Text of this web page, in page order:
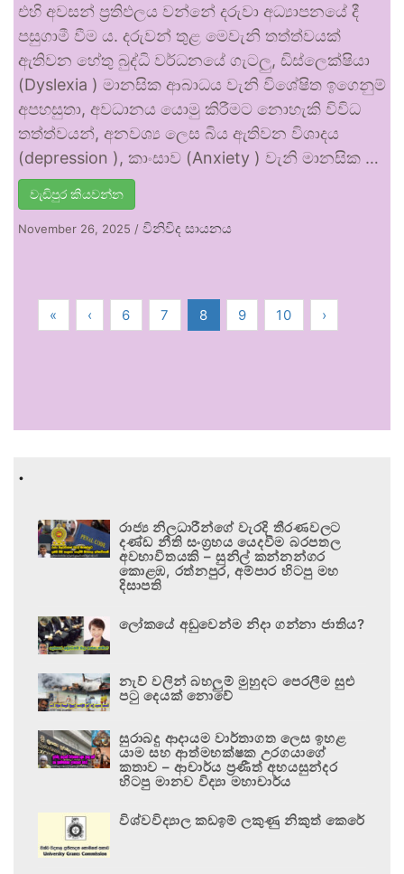
එහි අවසන් ප්‍රතිඵලය වන්නේ දරුවා අධ්‍යාපනයේ දී
පසුගාමී වීම ය. දරුවන් තුළ මෙවැනි තත්ත්වයක්
ඇතිවන හේතු බුද්ධි වර්ධනයේ ගැටලු, ඩිස්ලෙක්ෂියා
(Dyslexia ) මානසික ආබාධය වැනි විශේෂිත ඉගෙනුම්
අපහසුතා, අවධානය යොමු කිරීමට නොහැකි විවිධ
තත්ත්වයන්, අනවශ්‍ය ලෙස බිය ඇතිවන විශාදය
(depression ), කාංසාව (Anxiety ) වැනි මානසික …
වැඩිපුර කියවන්න
November 26, 2025 / විනිවිද සායනය
« ‹ 6 7 8 9 10 ›
.
රාජ්‍ය නිලධාරීන්ගේ වැරදි තීරණවලට
දණ්ඩ නීති සංග්‍රහය යෙදවීම බරපතල
අවභාවිතයකි – සුනිල් කන්නන්ගර
කොළඹ, රත්නපුර, අම්පාර හිටපු මහ
දිසාපති
ලෝකයේ අඩුවෙන්ම නිදා ගන්නා ජාතිය?
නැව් වලින් බහලුම් මුහුදට පෙරලීම සුළු
පටු දෙයක් නොවේ
සුරාබදු ආදායම වාර්තාගත ලෙස ඉහළ
යාම සහ ආත්මභක්ෂක උරගයාගේ
කතාව – ආචාර්ය ප්‍රණීත් අභයසුන්දර
හිටපු මානව විද්‍යා මහාචාර්ය
විශ්වවිද්‍යාල කඩඉම් ලකුණු නිකුත් කෙරේ